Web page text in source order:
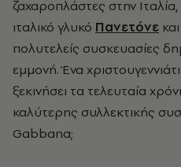
ζαχαροπλάστες στην
ιταλικό γλυκό Πανετόνε
πολυτελείς συσκευασίες
εμμονή. Ένα
ξεκινήσει τα τελευταία
καλύτερης συλλεκτικής
Gabbana;